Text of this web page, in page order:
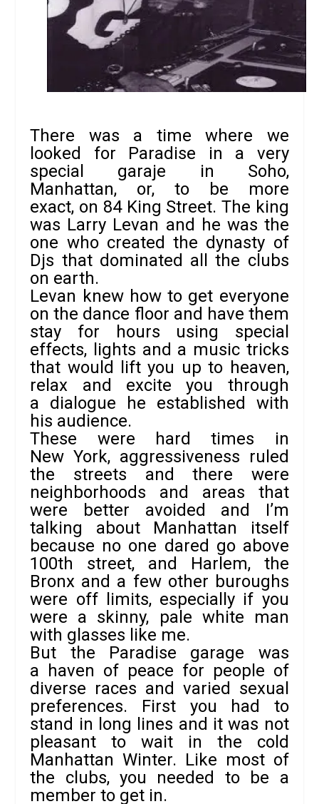
There was a time where we
looked for Paradise in a very
special garaje in Soho,
Manhattan, or, to be more
exact, on 84 King Street. The king
was Larry Levan and he was the
one who created the dynasty of
Djs that dominated all the clubs
on earth.
Levan knew how to get everyone
on the dance floor and have them
stay for hours using special
effects, lights and a music tricks
that would lift you up to heaven,
relax and excite you through
a dialogue he established with
his audience.
These were hard times in
New York, aggressiveness ruled
the streets and there were
neighborhoods and areas that
were better avoided and I’m
talking about Manhattan itself
because no one dared go above
100th street, and Harlem, the
Bronx and a few other buroughs
were off limits, especially if you
were a skinny, pale white man
with glasses like me.
But the Paradise garage was
a haven of peace for people of
diverse races and varied sexual
preferences. First you had to
stand in long lines and it was not
pleasant to wait in the cold
Manhattan Winter. Like most of
the clubs, you needed to be a
member to get in.